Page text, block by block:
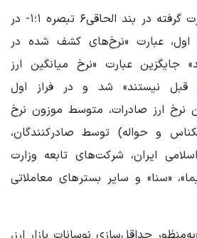
بر اساس اصلاحات صورت گرفته در بند الحاقی۶ تبصره ۱؛۱- در
در فراز اول، عبارت «نرخ‌های کشف شده در
جایگزین عبارت «نرخ میانگین ارز
قبل نیستند» شد و در فراز اول
نرخ ارز صادرات، متوسط موزون نرخ
و حواله) توسط صادرکنندگان،
ایران، ‌شرکت‌های تابعه وزارت
«سنا» و سایر بسترهای معاملاتی